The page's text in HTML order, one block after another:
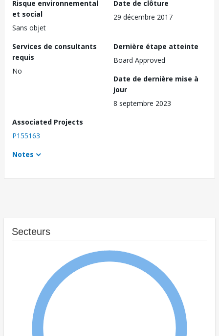
Risque environnemental
et social
Sans objet
Date de clôture
29 décembre 2017
Services de consultants
requis
No
Dernière étape atteinte
Board Approved
Date de dernière mise à
jour
8 septembre 2023
Associated Projects
P155163
Notes
Secteurs